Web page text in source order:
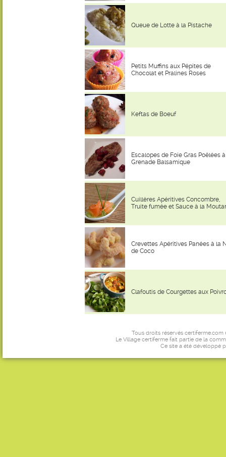
Queue de Lotte à la Pistache
Petits Muffins aux Pépites de
Chocolat et Pralines Roses
Keftas de Boeuf
Escalopes de Foie Gras Poêlées
Grenade Balsamique
Cuillères Apéritives Concombre,
Truite fumée et Sauce à la
Crevettes Apéritives Panées à la
de Coco
Clafoutis de Courgettes aux
Tous droits réservés certiferme.com
Le Village certiferme fait partie de la
Ce site a été développé